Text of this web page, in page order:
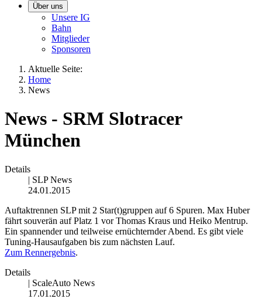
Über uns
Unsere IG
Bahn
Mitglieder
Sponsoren
Aktuelle Seite:
Home
News
News - SRM Slotracer
München
Details
| SLP News
24.01.2015
Auftaktrennen SLP mit 2 Star(t)gruppen auf 6 Spuren. Max Huber
fährt souverän auf Platz 1 vor Thomas Kraus und Heiko Mentrup.
Ein spannender und teilweise ernüchternder Abend. Es gibt viele
Tuning-Hausaufgaben bis zum nächsten Lauf.
Zum Rennergebnis.
Details
| ScaleAuto News
17.01.2015